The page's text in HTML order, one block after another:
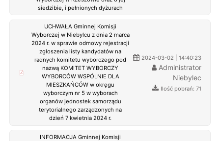
siedzibie, i pełnionych dyżurach
UCHWAŁA Gminnej Komisji
Wyborczej w Niebylcu z dnia 2 marca
2024 r. w sprawie odmowy rejestracji
zgłoszenia listy kandydatów na
radnych komitetu wyborczego pod
nazwą KOMITET WYBORCZY
WYBORCÓW WSPÓLNIE DLA
MIESZKAŃCÓW w okręgu
wyborczym nr 5 w wyborach
organów jednostek samorządu
terytorialnego zarządzonych na
dzień 7 kwietnia 2024 r.
2024-03-02 | 14:40:23
Administrator
Niebylec
Ilość pobrań: 71
INFORMACJA Gminnej Komisji